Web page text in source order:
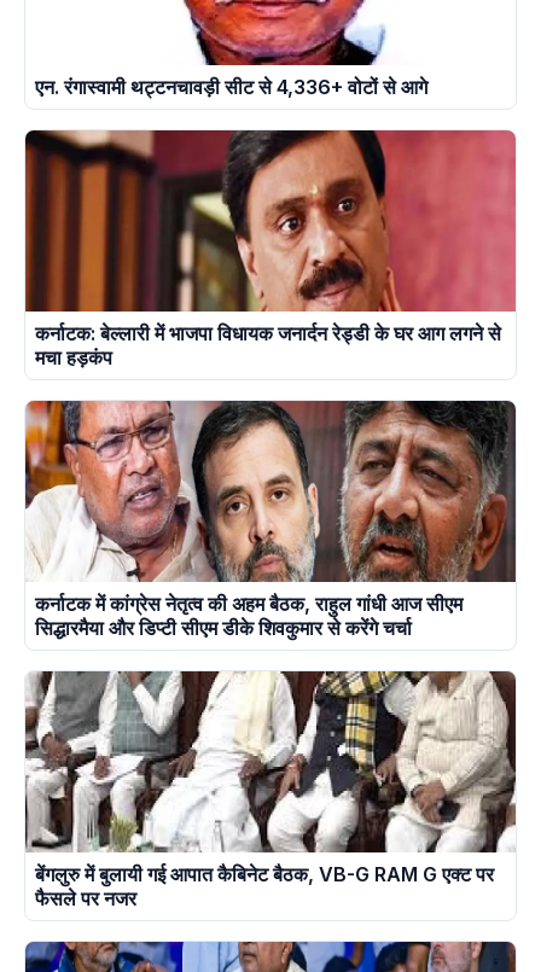
एन. रंगास्वामी थट्टनचावड़ी सीट से 4,336+ वोटों से आगे
कर्नाटक: बेल्लारी में भाजपा विधायक जनार्दन रेड्डी के घर आग लगने से
मचा हड़कंप
कर्नाटक में कांग्रेस नेतृत्व की अहम बैठक, राहुल गांधी आज सीएम
सिद्धारमैया और डिप्टी सीएम डीके शिवकुमार से करेंगे चर्चा
बेंगलुरु में बुलायी गई आपात कैबिनेट बैठक, VB-G RAM G एक्ट पर
फैसले पर नजर